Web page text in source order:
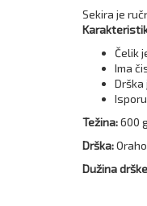
Sekira je
Čelik
Ima
Težina:600
Drška:
Dužina